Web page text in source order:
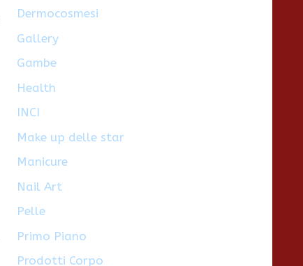
Dermocosmesi
Gallery
Gambe
Health
INCI
Make up delle star
Manicure
Nail Art
Pelle
Primo Piano
Prodotti Corpo